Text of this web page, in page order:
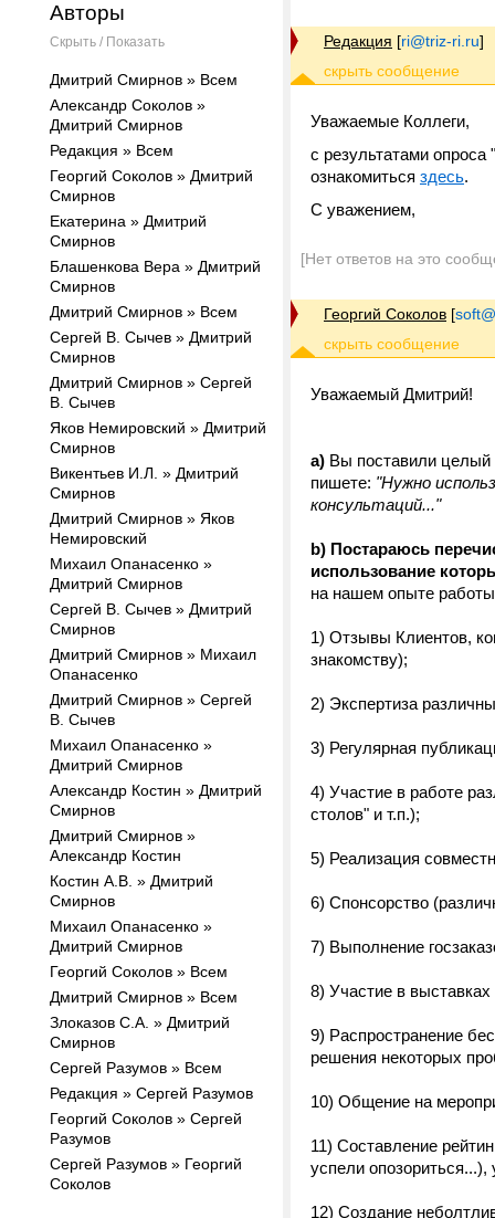
Авторы
Скрыть / Показать
Дмитрий Смирнов » Всем
Александр Соколов »
Дмитрий Смирнов
Редакция » Всем
Георгий Соколов » Дмитрий
Смирнов
Екатерина » Дмитрий
Смирнов
Блашенкова Вера » Дмитрий
Смирнов
Дмитрий Смирнов » Всем
Сергей В. Сычев » Дмитрий
Смирнов
Дмитрий Смирнов » Сергей
В. Сычев
Яков Немировский » Дмитрий
Смирнов
Викентьев И.Л. » Дмитрий
Смирнов
Дмитрий Смирнов » Яков
Немировский
Михаил Опанасенко »
Дмитрий Смирнов
Сергей В. Сычев » Дмитрий
Смирнов
Дмитрий Смирнов » Михаил
Опанасенко
Дмитрий Смирнов » Сергей
В. Сычев
Михаил Опанасенко »
Дмитрий Смирнов
Александр Костин » Дмитрий
Смирнов
Дмитрий Смирнов »
Александр Костин
Костин А.В. » Дмитрий
Смирнов
Михаил Опанасенко »
Дмитрий Смирнов
Георгий Соколов » Всем
Дмитрий Смирнов » Всем
Злоказов С.А. » Дмитрий
Смирнов
Сергей Разумов » Всем
Редакция » Сергей Разумов
Георгий Соколов » Сергей
Разумов
Сергей Разумов » Георгий
Соколов
Редакция [ri@triz-ri.ru]
Уважаемые Коллеги,
с результатами
ознакомиться здесь.
С уважением,
[Нет ответов на это
Георгий Соколов [
Уважаемый Дмитрий!
а) Вы поставили целый
пишете: "Нужно
консультаций..."
b) Постараюсь
использование
на нашем опыте
1) Отзывы Клиентов,
знакомству);
2) Экспертиза
3) Регулярная
4) Участие в работе
столов" и т.п.);
5) Реализация
6) Спонсорство
7) Выполнение
8) Участие в
9) Распространение
решения некоторых
10) Общение на
11) Составление
успели
12) Создание